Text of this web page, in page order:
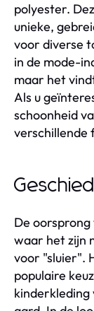
polyester.
unieke,
voor diverse
in de mode-
maar het
Als u
schoonheid
verschillende
De
waar het zijn
voor "sluier".
populaire
kinderkleding